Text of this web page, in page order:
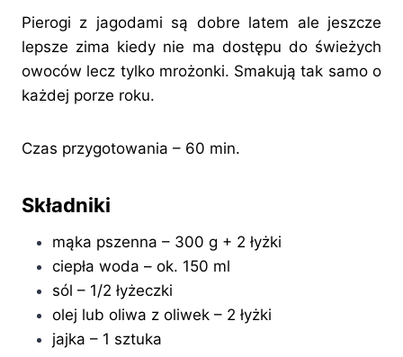
Pierogi z jagodami są dobre latem ale jeszcze
lepsze zima kiedy nie ma dostępu do świeżych
owoców lecz tylko mrożonki. Smakują tak samo o
każdej porze roku.
Czas przygotowania – 60 min.
Składniki
mąka pszenna – 300 g + 2 łyżki
ciepła woda – ok. 150 ml
sól – 1/2 łyżeczki
olej lub oliwa z oliwek – 2 łyżki
jajka – 1 sztuka